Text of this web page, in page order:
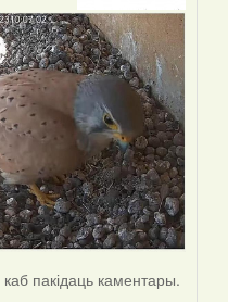
каб пакідаць каментары.